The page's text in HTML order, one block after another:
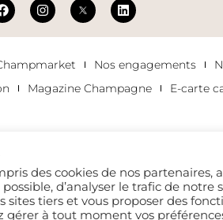
Nos engagements
Magazine Champagne E-carte
Champmarket.
des cookies de nos partenaires,
d’analyser le trafic de notre
sites tiers et vous proposer des
gérer à tout moment vos